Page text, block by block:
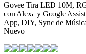
Govee Tira LED 10M,
con Alexa y Google
App, DIY, Sync de
Nuevo